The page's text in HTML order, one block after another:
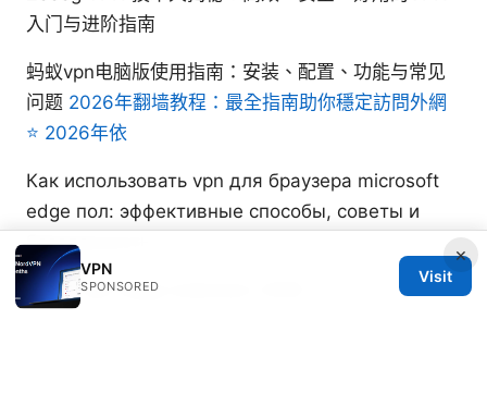
入门与进阶指南
蚂蚁vpn电脑版使用指南：安装、配置、功能与常见
问题 2026年翻墙教程：最全指南助你穩定訪問外網
⭐ 2026年依
Как использовать vpn для браузера microsoft
edge пол: эффективные способы, советы и
безопасность
Setup vpn edge extension 2026
×
VPN
SPONSORED
Visit